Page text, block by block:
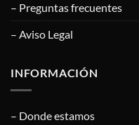
– Preguntas frecuentes
– Aviso Legal
INFORMACIÓN
– Donde estamos